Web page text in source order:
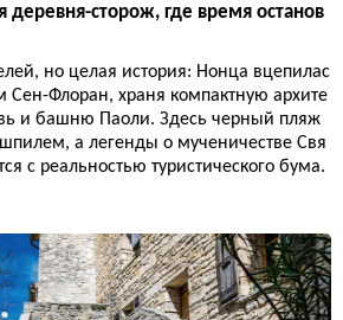
деревня-сторож, где время останов
но целая история: Нонца вцепилас
Сен-Флоран, храня компактную архите
и башню Паоли. Здесь черный пляж
а легенды о мученичестве Свя
с реальностью туристического бума.